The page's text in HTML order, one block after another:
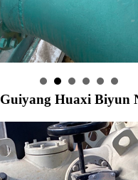
Guiyang Huaxi Biyun